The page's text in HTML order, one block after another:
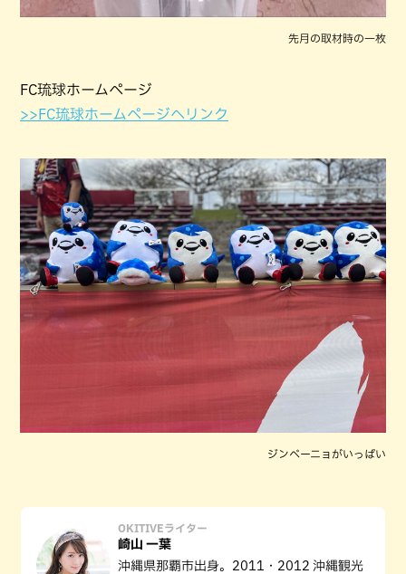
先月の取材時の一枚
FC琉球ホームページ
>>FC琉球ホームページへリンク
ジンベーニョがいっぱい
OKITIVEライター
崎山 一葉
沖縄県那覇市出身。2011・2012 沖縄観光